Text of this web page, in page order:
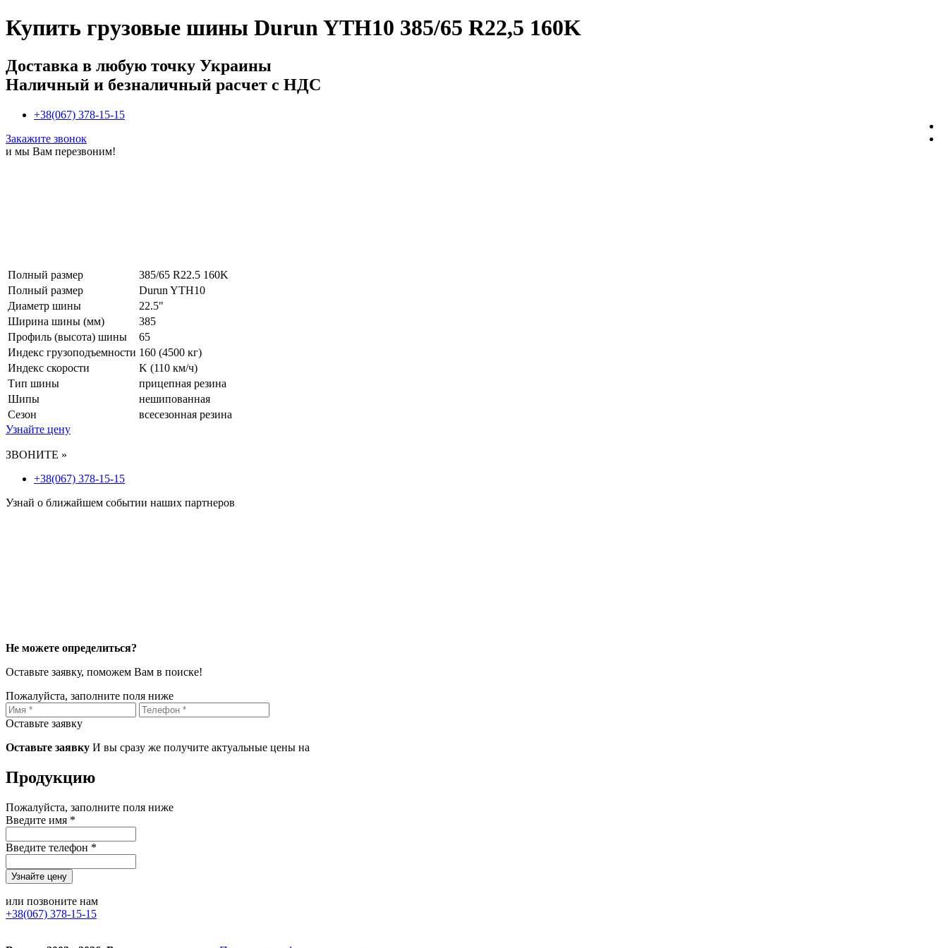
Купить грузовые шины Durun YTH10 385/65 R22,5 160K
Доставка в любую точку Украины
Наличный и безналичный расчет с НДС
+38(067) 378-15-15
Закажите звонок
и мы Вам перезвоним!
Полный размер
385/65 R22.5 160K
Полный размер
Durun YTH10
Диаметр шины
22.5"
Ширина шины (мм)
385
Профиль (высота) шины
65
Индекс грузоподъемности 160 (4500 кг)
Индекс скорости
K (110 км/ч)
Тип шины
прицепная резина
Шипы
нешипованная
Сезон
всесезонная резина
Узнайте цену
ЗВОНИТЕ »
+38(067) 378-15-15
Узнай о ближайшем событии наших партнеров
Не можете определиться?
Оставьте заявку, поможем Вам в поиске!
Пожалуйста, заполните поля ниже
Оставьте заявку
Оставьте заявку И вы сразу же получите актуальные цены на
Продукцию
Пожалуйста, заполните поля ниже
Введите имя *
Введите телефон *
или позвоните нам
+38(067) 378-15-15